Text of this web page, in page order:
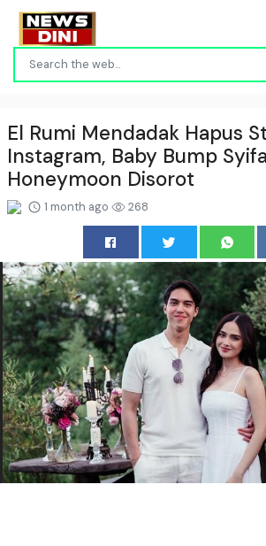
El Rumi Mendadak Hapus
Instagram, Baby Bump
Honeymoon Disorot
1 month ago 268